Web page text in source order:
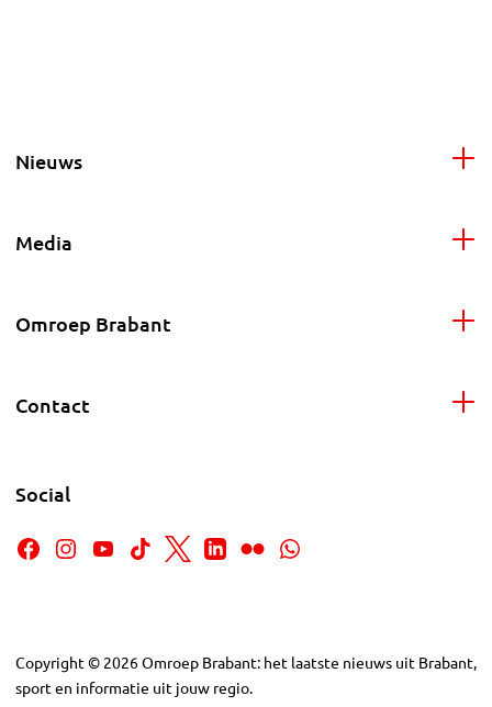
Nieuws
Media
Omroep Brabant
Contact
Social
Copyright © 2026Omroep Brabant: het laatste nieuws uit Brabant,
sport en informatie uit jouw regio.